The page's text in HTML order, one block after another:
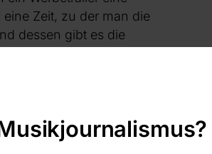
Zeit, zu der man die
dessen gibt es die
nimmt nicht an der